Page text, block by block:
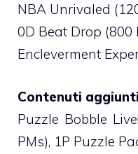
NBA Unrivaled
0D Beat Drop (800
Encleverment
Contenuti
Puzzle Bobble
PMs), 1P Puzzle